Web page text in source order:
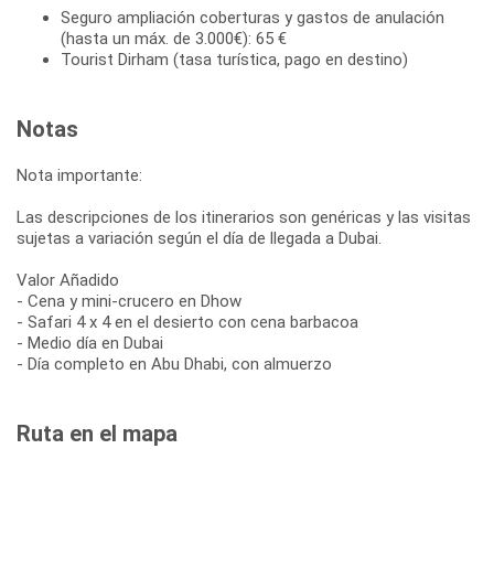
Seguro ampliación coberturas y gastos de anulación
(hasta un máx. de 3.000€): 65 €
Tourist Dirham (tasa turística, pago en destino)
Notas
Nota importante:
Las descripciones de los itinerarios son genéricas y las visitas
sujetas a variación según el día de llegada a Dubai.
Valor Añadido
- Cena y mini-crucero en Dhow
- Safari 4 x 4 en el desierto con cena barbacoa
- Medio día en Dubai
- Día completo en Abu Dhabi, con almuerzo
Ruta en el mapa